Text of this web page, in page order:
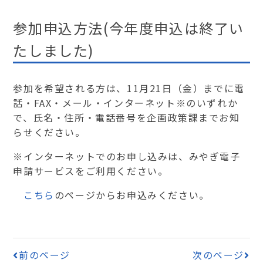
参加申込方法(今年度申込は終了い
たしました)
参加を希望される方は、11月21日（金）までに電
話・FAX・メール・インターネット※のいずれか
で、氏名・住所・電話番号を企画政策課までお知
らせください。
※インターネットでのお申し込みは、みやぎ電子
申請サービスをご利用ください。
こちら のページからお申込みください。
前のページ 次のページ